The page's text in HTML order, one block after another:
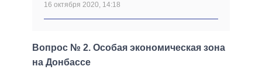
16 октября 2020, 14:18
Вопрос № 2. Особая экономическая зона
на Донбассе